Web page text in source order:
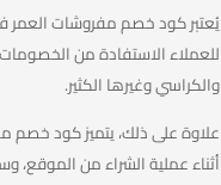
يُعتبر كود خصم مفروشات العمر
للعملاء الاستفادة من
والكراسي وغيرها الكثير.
علاوة على ذلك، يتميز كود خصم
أثناء عملية الشراء من الموقع،